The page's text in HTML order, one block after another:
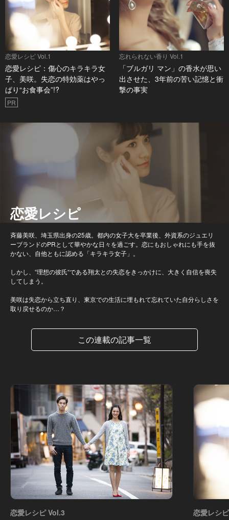
恋愛レシピ Vol.1
恋愛レシピ：傷心のキラキラ女
子、美咲。失恋の特効薬はやっ
ぱり“お食事会”!?
PR
忘れられない香り Vol.1
「ブルガリ マン」の香水が思い
出させた、3年前の苦い記憶と衝
撃の事実
恋愛レシピ
斉藤美咲、埼玉県出身の25歳。都内の女子大を卒業後、外資系のジュエリ
ーブランドのPRとして華やかな日々を過ごす。恋にもおしゃれにも手を抜
かない、自他ともに認める「キラキラ女子」。
しかし、“理想の彼氏“である翔太との失恋をきっかけに、大きく自信を喪失
してしまう。
美咲は失恋から立ち直り、東京での生活に埋もれて忘れていた自分らしさを
取り戻せるのか…？
この連載の記事一覧
恋愛レシピ Vol.3 恋愛レシ